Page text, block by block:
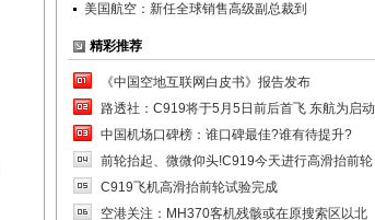
美国航空：新任全球销售高级副总裁到
精彩推荐
《中国空地互联网白皮书》报告发布
路透社：C919将于5月5日前后首飞 东航为启动
中国机场口碑榜：谁口碑最佳?谁有待提升?
前轮抬起、微微仰头!C919今天进行高滑抬前轮
C919飞机高滑抬前轮试验完成
空港关注：MH370客机残骸或在原搜索区以北